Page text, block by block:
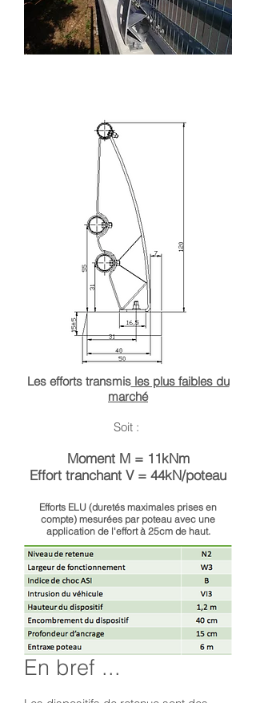
Les efforts transmisles plus faibles du
marché
Soit :
Moment M = 11kNm
Effort tranchant V = 44kN/poteau
Efforts ELU (duretés maximales prises en
compte) mesurées par poteau avec une
application de l'effort à 25cm de haut.
En bref ...